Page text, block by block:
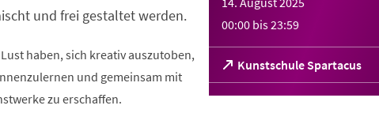
00:00 bis23:59
Kunstschule Spartacus
(Öffnet
in
einem
und frei gestaltet werden.
haben, sich kreativ auszutoben,
und gemeinsam mit
zu erschaffen.